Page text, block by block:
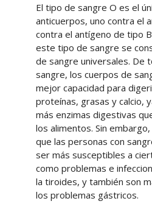
El tipo de sangre O es el
anticuerpos, uno contra el
contra el antígeno de tipo
este tipo de sangre se
de sangre universales. De
sangre, los cuerpos de
mejor capacidad para
proteínas, grasas y calcio,
más enzimas digestivas
los alimentos. Sin
que las personas con
ser más susceptibles a
como problemas e
la tiroides, y también son
los problemas gástricos.